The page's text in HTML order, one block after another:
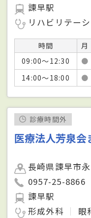
諫早駅
リハビリテー
時間 月
09:00～12:30
●
14:00～18:00
●
診療時間外
医療法人芳泉
長崎県諫早市
0957-25-8866
諫早駅
形成外科
眼